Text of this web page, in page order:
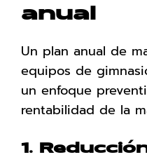
anual
Un plan anual de
equipos de
un enfoque
rentabilidad de la
1.